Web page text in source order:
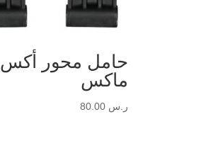
حامل محور أكس
ماكس
ر.س 80.00